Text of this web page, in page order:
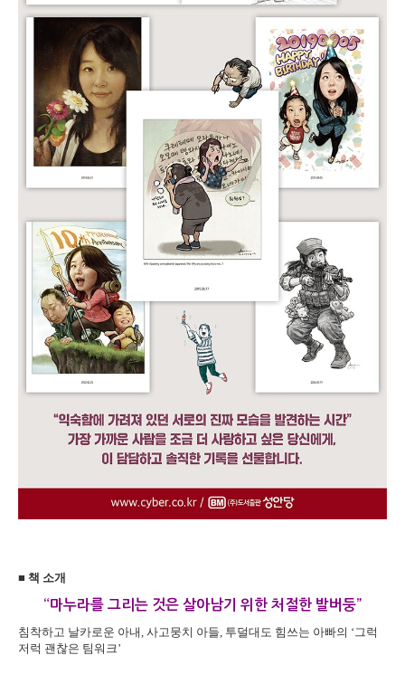
■ 책 소개
“마누라를 그리는 것은 살아남기 위한 처절한 발버둥”
침착하고 날카로운 아내, 사고뭉치 아들, 투덜대도 힘쓰는 아빠의 ‘그럭
저럭 괜찮은 팀워크’